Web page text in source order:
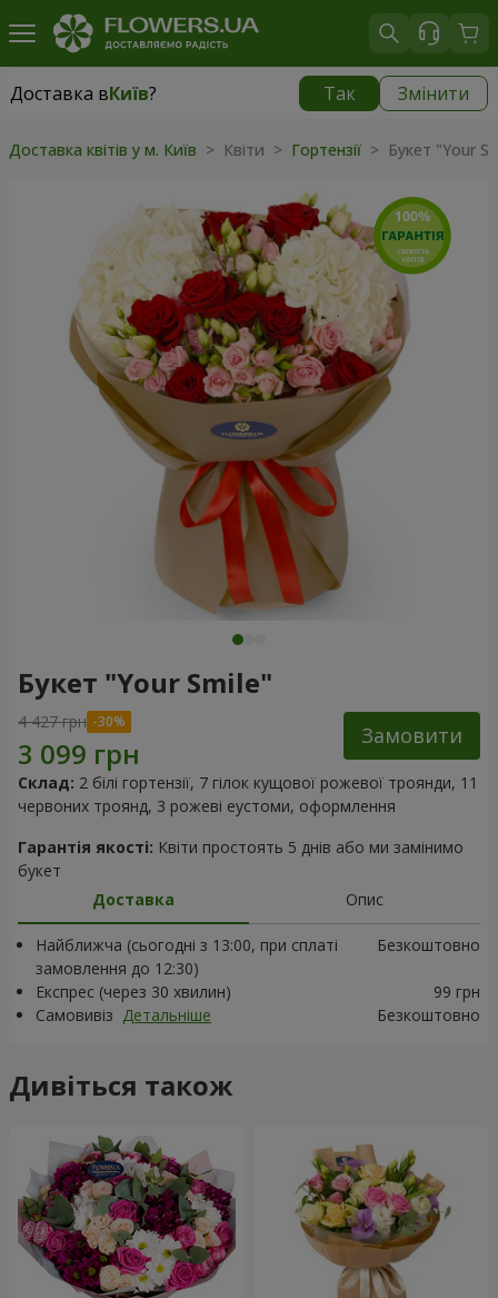
Доставка вКиїв? Так Змінити
Доставка вКиїв
Доставка квітів у м. Київ > Квіти > Гортензії > Букет "Your
Букет "Your Smile"
4 427 грн
Замовити
Склад: 2 білі гортензії, 7 гілок кущової рожевої троянди, 11
червоних троянд, 3 рожеві еустоми, оформлення
Гарантія якості: Квіти простоять 5 днів або ми замінимо
букет
Доставка
Опис
Найближча (сьогодні з 13:00, при сплаті
замовлення до 12:30)
Безкоштовно
Експрес (через 30 хвилин)
99 грн
Самовивіз Детальніше Безкоштовно
Дивіться також